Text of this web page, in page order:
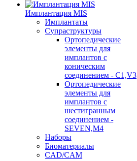
Имплантация MIS
Имплантаты
Супраструктуры
Ортопедические
элементы для
имплантов с
коническим
соединением - C1,V3
Ортопедические
элементы для
имплантов с
шестигранным
соединением -
SEVEN,M4
Наборы
Биоматериалы
CAD/CAM